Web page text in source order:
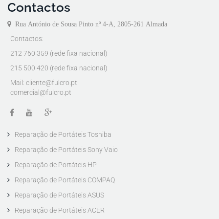
Contactos
Rua António de Sousa Pinto nº 4-A, 2805-261 Almada
Contactos:
212 760 359 (rede fixa nacional)
215 500 420 (rede fixa nacional)
Mail: cliente@fulcro.pt
comercial@fulcro.pt
Reparação de Portáteis Toshiba
Reparação de Portáteis Sony Vaio
Reparação de Portáteis HP
Reparação de Portáteis COMPAQ
Reparação de Portáteis ASUS
Reparação de Portáteis ACER